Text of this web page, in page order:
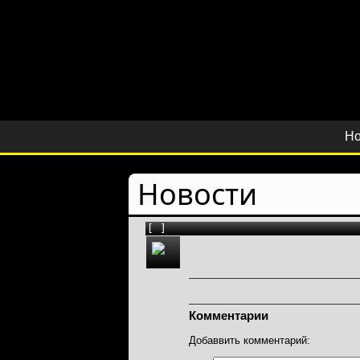
Новости
[ ]
Комментарии
Добаввить комментарий: